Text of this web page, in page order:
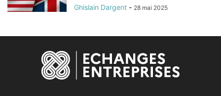
Ghislain Dargent - 28 mai 2025